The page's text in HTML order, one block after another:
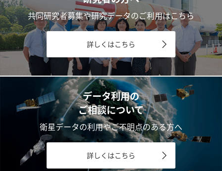
共同研究者募集や研究データのご利用はこちら
詳しくはこちら
データ利用の
ご相談について
衛星データの利用やご不明点のある方へ
詳しくはこちら